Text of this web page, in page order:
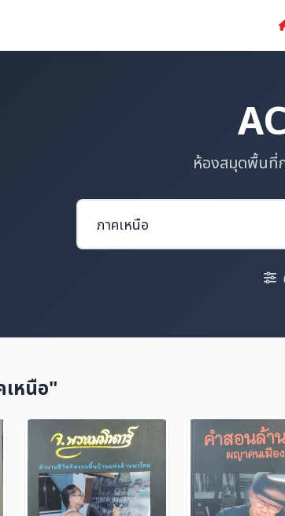
ห้องสมุดพื้นที่
เหนือ"